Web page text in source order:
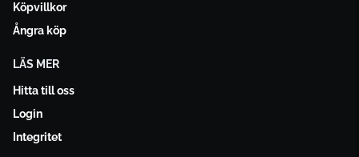
Köpvillkor
Ångra köp
LÄS MER
Hitta till oss
Login
Integritet